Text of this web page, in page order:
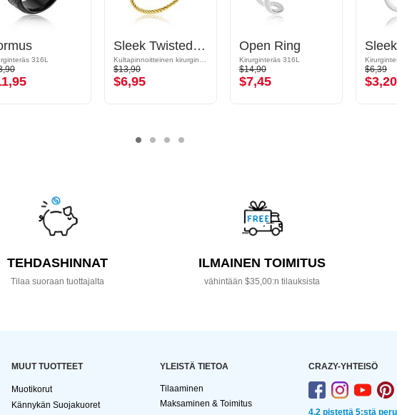
316L
Sleek Twisted Ring
$13,90
$6,95
Open Ring
Kirurginteräs 316L
$14,90
$7,45
$6,39
$3,20
TEHDASHINNAT
Tilaa suoraan tuottajalta
ILMAINEN TOIMITUS
vähintään $35,00:n tilauksista
MUUT TUOTTEET
Muotikorut
Kännykän Suojakuoret
YLEISTÄ TIETOA
Tilaaminen
Maksaminen & Toimitus
CRAZY-YHTEISÖ
4,2 pistettä 5:stä